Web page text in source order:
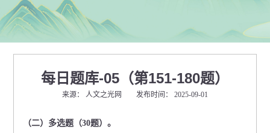
每日题库-05（第151-180题）
来源： 人文之光网 发布时间： 2025-09-01
（二）多选题（30题）。